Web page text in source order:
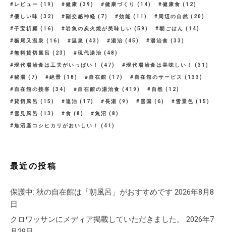
レビュー (19) 健康 (39) 健康づくり (14) 健康食 (12)
優しい味 (32) 副交感神経 (7) 効能 (11) 周辺の自然 (20)
子宝祈願 (16) 岩魚の炭火焼が美味しい (59) 朝ごはん (14)
栃尾又温泉 (16) 温泉 (43) 湯治 (45) 湯治食 (33)
無料貸切風呂 (23) 現代湯治 (48)
現代湯治食は工夫がいっぱい！ (47) 現代湯治食は美味しい！ (31)
秘湯 (7) 絶景 (18) 自在館 (17) 自在館のサービス (133)
自在館の接客 (34) 自在館の湯治食 (419) 自然 (12)
貸切風呂 (15) 連泊 (17) 長湯 (9) 雪国 (6) 雪景色 (15)
雪見風呂 (13) 食 (8) 魚沼 (8)
魚沼産コシヒカリがおいしい！ (41)
最近の投稿
保護中: 秋の自在館は「朝風呂」がおすすめです 2026年8月8
日
クロワッサンにメディア掲載していただきました。
2026年7